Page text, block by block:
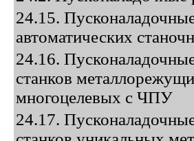
24.15.
автоматических
24.16.
станков
многоцелевых с ЧПУ
24.17.